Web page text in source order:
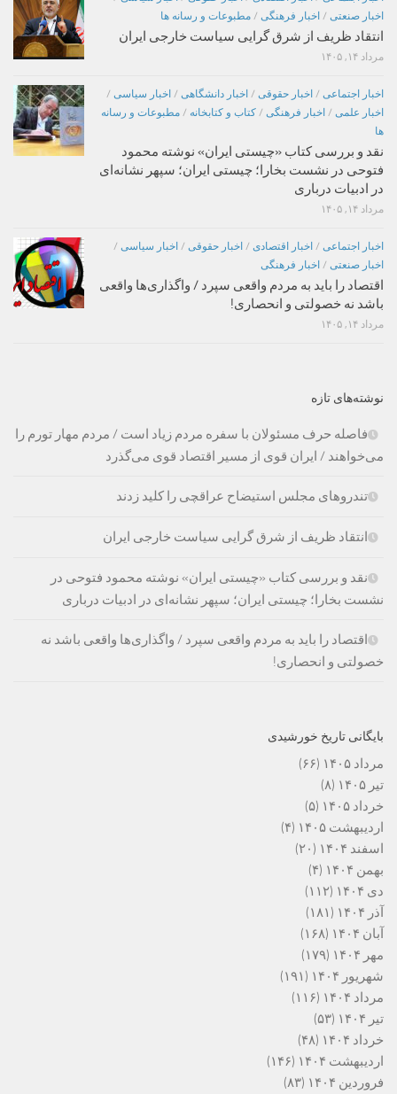
اخبار صنعتی / اخبار فرهنگی / مطبوعات و رسانه ها
انتقاد ظریف از شرق گرایی سیاست خارجی ایران
مرداد ۱۴, ۱۴۰۵
اخبار اجتماعی / اخبار حقوقی / اخبار دانشگاهی / اخبار سیاسی /
اخبار علمی / اخبار فرهنگی / کتاب و کتابخانه / مطبوعات و رسانه
ها
نقد و بررسی کتاب «چیستی ایران» نوشته محمود
فتوحی در نشست بخارا؛ چیستی ایران؛ سپهر نشانه‌ای
در ادبیات درباری
مرداد ۱۴, ۱۴۰۵
اخبار اجتماعی / اخبار اقتصادی / اخبار حقوقی / اخبار سیاسی /
اخبار صنعتی / اخبار فرهنگی
اقتصاد را باید به مردم واقعی سپرد / واگذاری‌ها واقعی
باشد نه خصولتی و انحصاری!
مرداد ۱۴, ۱۴۰۵
نوشته‌های تازه
فاصله حرف مسئولان با سفره مردم زیاد است / مردم مهار تورم را
می‌خواهند / ایران قوی از مسیر اقتصاد قوی می‌گذرد
تندروهای مجلس استیضاح عراقچی را کلید زدند
انتقاد ظریف از شرق گرایی سیاست خارجی ایران
نقد و بررسی کتاب «چیستی ایران» نوشته محمود فتوحی در
نشست بخارا؛ چیستی ایران؛ سپهر نشانه‌ای در ادبیات درباری
اقتصاد را باید به مردم واقعی سپرد / واگذاری‌ها واقعی باشد نه
خصولتی و انحصاری!
بایگانی تاریخ خورشیدی
مرداد ۱۴۰۵
(۶۶)
تیر ۱۴۰۵
(۸)
خرداد ۱۴۰۵
(۵)
اردیبهشت ۱۴۰۵
(۴)
اسفند ۱۴۰۴
(۲۰)
بهمن ۱۴۰۴
(۴)
دی ۱۴۰۴
(۱۱۲)
آذر ۱۴۰۴
(۱۸۱)
آبان ۱۴۰۴
(۱۶۸)
مهر ۱۴۰۴
(۱۷۹)
شهریور ۱۴۰۴
(۱۹۱)
مرداد ۱۴۰۴
(۱۱۶)
تیر ۱۴۰۴
(۵۳)
خرداد ۱۴۰۴
(۴۸)
اردیبهشت ۱۴۰۴
(۱۴۶)
فروردین ۱۴۰۴
(۸۳)